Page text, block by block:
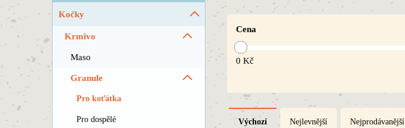
Kočky
Krmivo
Maso
Granule
Pro koťátka
Pro dospělé
Cena
0 Kč
Výchozí Nejlevnější Nejprodávanější